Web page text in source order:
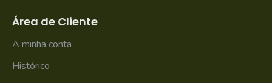
Área de Cliente
A minha conta
Histórico